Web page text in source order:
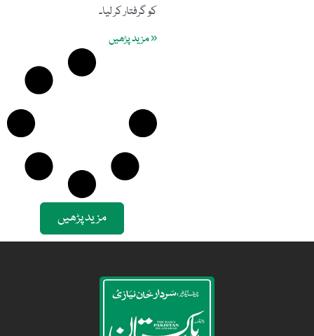
کو گرفتار کر لیا۔
« مزید پڑھیں
مزید پڑھیں